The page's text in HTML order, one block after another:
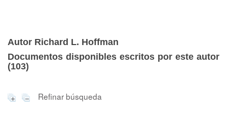
Autor Richard L. Hoffman
Documentos disponibles escritos por este autor
(103)
Refinar búsqueda